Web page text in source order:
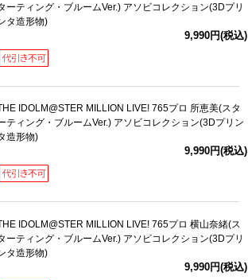
ーティング・ブルームVer.) アソビコレクション(3Dプリ
タ造形物)
9,990円(税込)
IDOLM@STER MILLION LIVE! 765プロ 所恵美(スタ
ティング・ブルームVer.) アソビコレクション(3Dプリン
造形物)
9,990円(税込)
IDOLM@STER MILLION LIVE! 765プロ 横山奈緒(ス
ーティング・ブルームVer.) アソビコレクション(3Dプリ
タ造形物)
9,990円(税込)